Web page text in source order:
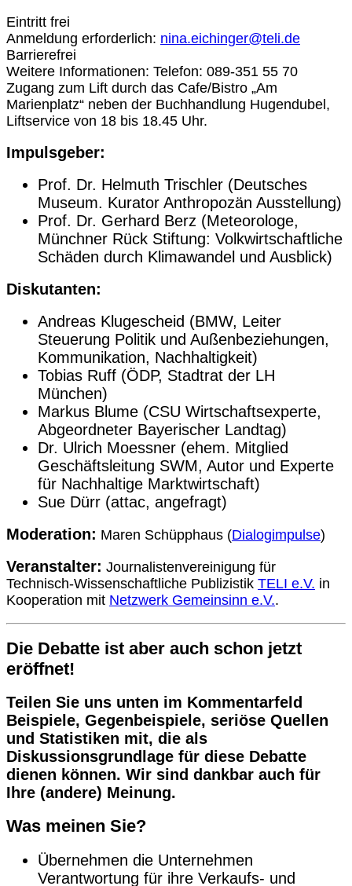
Eintritt frei
Anmeldung erforderlich: nina.eichinger@teli.de
Barrierefrei
Weitere Informationen: Telefon: 089-351 55 70
Zugang zum Lift durch das Cafe/Bistro „Am
Marienplatz“ neben der Buchhandlung Hugendubel,
Liftservice von 18 bis 18.45 Uhr.
Impulsgeber:
Prof. Dr. Helmuth Trischler (Deutsches
Museum. Kurator Anthropozän Ausstellung)
Prof. Dr. Gerhard Berz (Meteorologe,
Münchner Rück Stiftung: Volkwirtschaftliche
Schäden durch Klimawandel und Ausblick)
Diskutanten:
Andreas Klugescheid (BMW, Leiter
Steuerung Politik und Außenbeziehungen,
Kommunikation, Nachhaltigkeit)
Tobias Ruff (ÖDP, Stadtrat der LH
München)
Markus Blume (CSU Wirtschaftsexperte,
Abgeordneter Bayerischer Landtag)
Dr. Ulrich Moessner (ehem. Mitglied
Geschäftsleitung SWM, Autor und Experte
für Nachhaltige Marktwirtschaft)
Sue Dürr (attac, angefragt)
Moderation: Maren Schüpphaus (Dialogimpulse)
Veranstalter: Journalistenvereinigung für
Technisch-Wissenschaftliche Publizistik TELI e.V. in
Kooperation mit Netzwerk Gemeinsinn e.V..
Die Debatte ist aber auch schon jetzt
eröffnet!
Teilen Sie uns unten im Kommentarfeld
Beispiele, Gegenbeispiele, seriöse Quellen
und Statistiken mit, die als
Diskussionsgrundlage für diese Debatte
dienen können. Wir sind dankbar auch für
Ihre (andere) Meinung.
Was meinen Sie?
Übernehmen die Unternehmen
Verantwortung für ihre Verkaufs- und